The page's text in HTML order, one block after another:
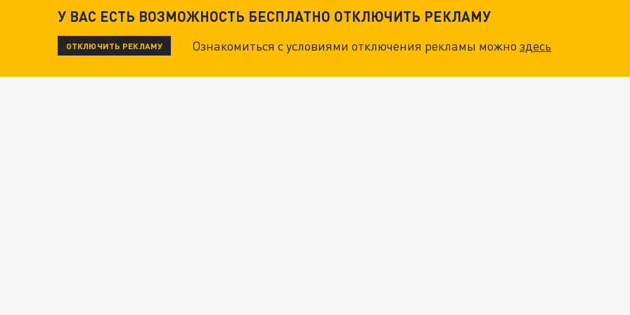
У ВАС ЕСТЬ ВОЗМОЖНОСТЬ БЕСПЛАТНО ОТКЛЮЧИТЬ РЕКЛАМУ
ОТКЛЮЧИТЬ РЕКЛАМУ Ознакомиться с условиями отключения рекламы можноздесь